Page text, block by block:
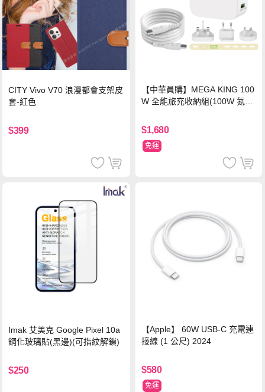
CITY Vivo V70 浪漫都會支架皮
套-紅色
$399
【中華員購】MEGA KING 100
W 全能旅充收納組(100W 氮化
萬國轉接器)
$1,680
免運
Imak 艾美克 Google Pixel 10a
鋼化玻璃貼(黑邊)(可指紋解鎖)
$250
【Apple】 60W USB-C 充電連
接線 (1 公尺) 2024
$580
免運